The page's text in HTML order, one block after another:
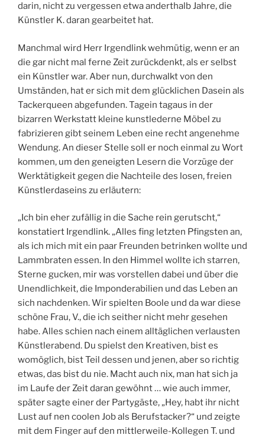
darin, nicht zu vergessen etwa anderthalb Jahre, die
Künstler K. daran gearbeitet hat.
Manchmal wird Herr Irgendlink wehmütig, wenn er an
die gar nicht mal ferne Zeit zurückdenkt, als er selbst
ein Künstler war. Aber nun, durchwalkt von den
Umständen, hat er sich mit dem glücklichen Dasein als
Tackerqueen abgefunden. Tagein tagaus in der
bizarren Werkstatt kleine kunstlederne Möbel zu
fabrizieren gibt seinem Leben eine recht angenehme
Wendung. An dieser Stelle soll er noch einmal zu Wort
kommen, um den geneigten Lesern die Vorzüge der
Werktätigkeit gegen die Nachteile des losen, freien
Künstlerdaseins zu erläutern:
„Ich bin eher zufällig in die Sache rein gerutscht,“
konstatiert Irgendlink. „Alles fing letzten Pfingsten an,
als ich mich mit ein paar Freunden betrinken wollte und
Lammbraten essen. In den Himmel wollte ich starren,
Sterne gucken, mir was vorstellen dabei und über die
Unendlichkeit, die Imponderabilien und das Leben an
sich nachdenken. Wir spielten Boole und da war diese
schöne Frau, V., die ich seither nicht mehr gesehen
habe. Alles schien nach einem alltäglichen verlausten
Künstlerabend. Du spielst den Kreativen, bist es
womöglich, bist Teil dessen und jenen, aber so richtig
etwas, das bist du nie. Macht auch nix, man hat sich ja
im Laufe der Zeit daran gewöhnt … wie auch immer,
später sagte einer der Partygäste, „Hey, habt ihr nicht
Lust auf nen coolen Job als Berufstacker?“ und zeigte
mit dem Finger auf den mittlerweile-Kollegen T. und